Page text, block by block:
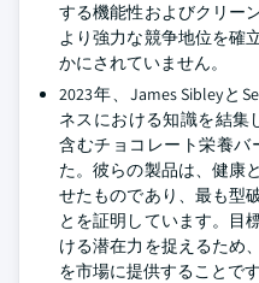
する機能性およびクリー
より強力な競争地位を確
かにされていません。
2023年、James Sibleyと
ネスにおける知識を結集
含むチョコレート栄養バ
た。彼らの製品は、健康
せたものであり、最も型
とを証明しています。目
ける潜在力を捉えるため
を市場に提供することです